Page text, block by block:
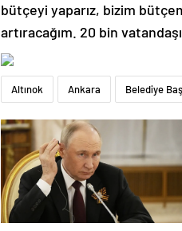
bütçeyi yaparız, bizim
artıracağım. 20 bin
Altınok Ankara Belediye